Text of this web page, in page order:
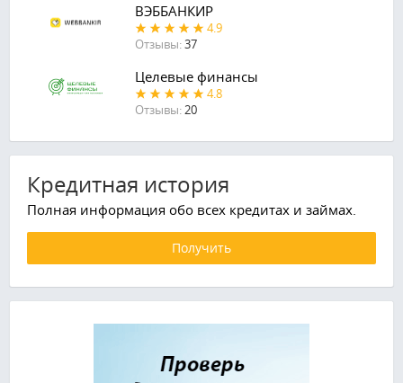
ВЭББАНКИР
4.9
Отзывы:37
Целевые финансы
4.8
Отзывы:20
Кредитная история
Полная информация обо всех кредитах и займах.
Получить